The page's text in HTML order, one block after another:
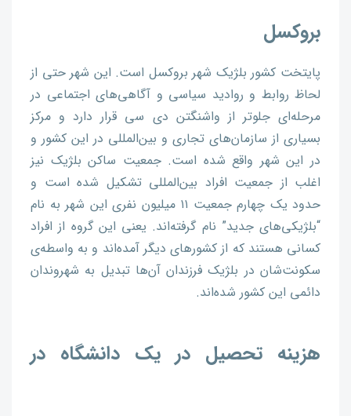
بروکسل
پایتخت کشور بلژیک شهر بروکسل است. این شهر حتی از
لحاظ روابط و روادید سیاسی و آگاهی‌های اجتماعی در
مرحله‌ای جلوتر از واشنگتن دی سی قرار دارد و مرکز
بسیاری از سازمان‌های تجاری و بین‌المللی در این کشور و
در این شهر واقع شده است. جمعیت ساکن بلژیک نیز
اغلب از جمعیت افراد بین‌المللی تشکیل شده است و
حدود یک چهارم جمعیت ۱۱ میلیون نفری این شهر به نام
“بلژیکی‌های جدید” نام گرفته‌اند. یعنی این گروه از افراد
کسانی هستند که از کشورهای دیگر آمده‌اند و به‌ واسطه‌ی
سکونت‌شان در بلژیک فرزندان آن‌ها تبدیل به‌ شهروندان
دائمی این کشور شده‌اند.
هزینه تحصیل در یک دانشگاه در